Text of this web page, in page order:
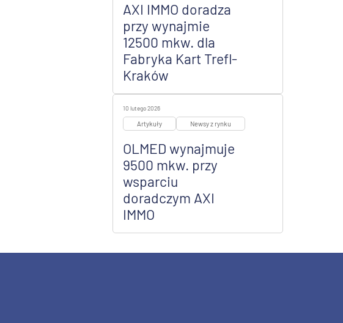
AXI IMMO doradza
przy wynajmie
12500 mkw. dla
Fabryka Kart Trefl-
Kraków
10 lutego 2026
Artykuły Newsy z rynku
OLMED wynajmuje
9500 mkw. przy
wsparciu
doradczym AXI
IMMO